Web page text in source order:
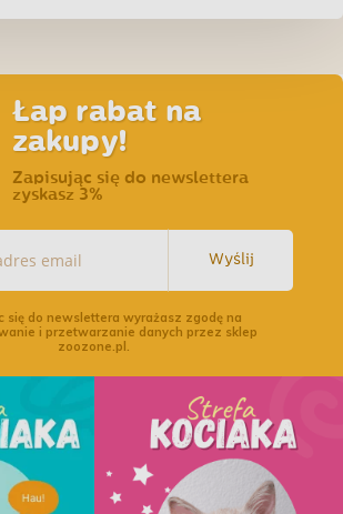
Łap rabat na
zakupy!
Zapisując się do newslettera
zyskasz 3%
Wyślij
się do newslettera wyrażasz zgodę na
i przetwarzanie danych przez sklep
zoozone.pl.